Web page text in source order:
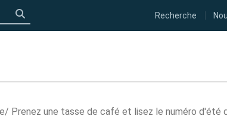
Click to search
Recherche
Prenez une tasse de café et lisez le numéro d'été